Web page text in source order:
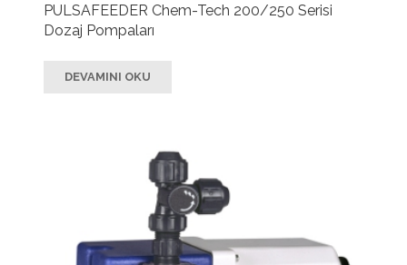
PULSAFEEDER Chem-Tech 200/250 Serisi
Dozaj Pompaları
DEVAMINI OKU